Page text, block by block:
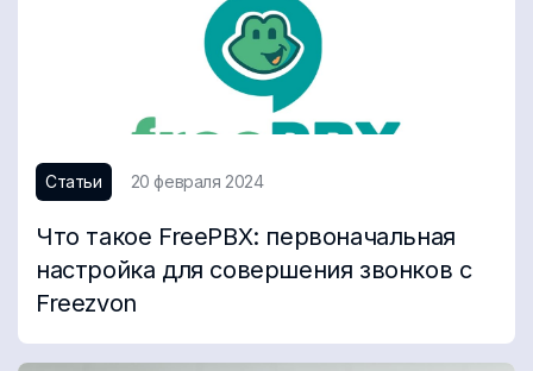
Статьи 20 февраля 2024
Что такое FreePBX: первоначальная
настройка для совершения звонков с
Freezvon